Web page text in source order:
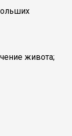
живота;